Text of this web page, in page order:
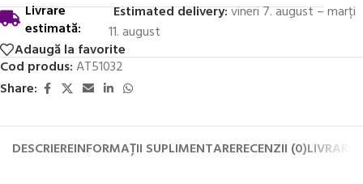
Livrare
estimată:
Estimated delivery:vineri 7. august – marți
11. august
Adaugă la favorite
Cod produs:AT51032
Share:
DESCRIEREINFORMAȚII SUPLIMENTARERECENZII (0)LIVRARE